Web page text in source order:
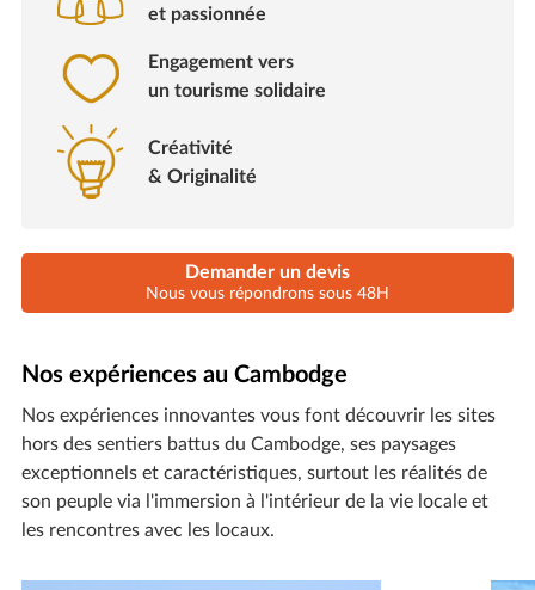
et passionnée
Engagement vers
un tourisme solidaire
Créativité
& Originalité
Demander un devis
Nous vous répondrons sous 48H
Nos expériences au Cambodge
Nos expériences innovantes vous font découvrir les sites
hors des sentiers battus du Cambodge, ses paysages
exceptionnels et caractéristiques, surtout les réalités de
son peuple via l'immersion à l'intérieur de la vie locale et
les rencontres avec les locaux.